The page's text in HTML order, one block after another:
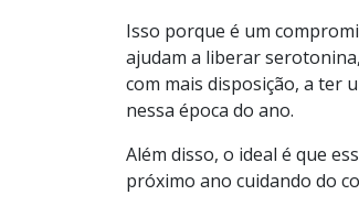
Isso porque é um
ajudam a liberar
com mais disposição, a ter
nessa época do ano.
Além disso, o ideal é que
próximo ano cuidando do